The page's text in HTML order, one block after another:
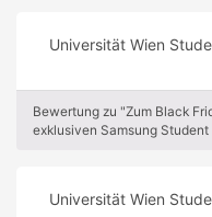
Universität Wien
Bewertung zu "Zum Black
exklusiven Samsung Student
Universität Wien